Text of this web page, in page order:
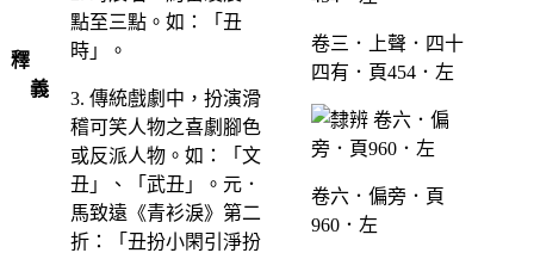
釋
義
點至三點。如：「丑
時」。
3. 傳統戲劇中，扮演滑
稽可笑人物之喜劇腳色
或反派人物。如：「文
丑」、「武丑」。元．
馬致遠《青衫淚》第二
折：「丑扮小閑引淨扮
卷三．上聲．四十
四有．頁454．左
卷六．偏旁．頁
960．左